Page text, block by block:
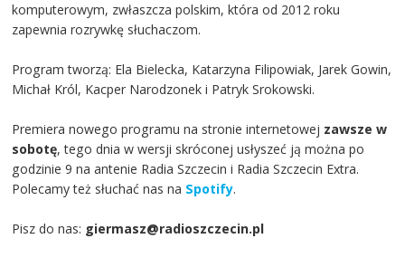
komputerowym, zwłaszcza polskim, która od 2012 roku
zapewnia rozrywkę słuchaczom.
Program tworzą: Ela Bielecka, Katarzyna Filipowiak, Jarek Gowin,
Michał Król, Kacper Narodzonek i Patryk Srokowski.
Premiera nowego programu na stronie internetowej zawsze w
sobotę, tego dnia w wersji skróconej usłyszeć ją można po
godzinie 9 na antenie Radia Szczecin i Radia Szczecin Extra.
Polecamy też słuchać nas na Spotify.
Pisz do nas: giermasz@radioszczecin.pl